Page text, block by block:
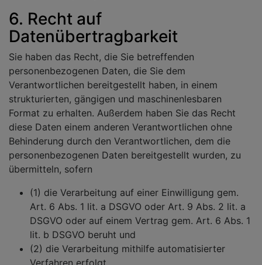
6. Recht auf
Datenübertragbarkeit
Sie haben das Recht, die Sie betreffenden
personenbezogenen Daten, die Sie dem
Verantwortlichen bereitgestellt haben, in einem
strukturierten, gängigen und maschinenlesbaren
Format zu erhalten. Außerdem haben Sie das Recht
diese Daten einem anderen Verantwortlichen ohne
Behinderung durch den Verantwortlichen, dem die
personenbezogenen Daten bereitgestellt wurden, zu
übermitteln, sofern
(1) die Verarbeitung auf einer Einwilligung gem.
Art. 6 Abs. 1 lit. a DSGVO oder Art. 9 Abs. 2 lit. a
DSGVO oder auf einem Vertrag gem. Art. 6 Abs. 1
lit. b DSGVO beruht und
(2) die Verarbeitung mithilfe automatisierter
Verfahren erfolgt.